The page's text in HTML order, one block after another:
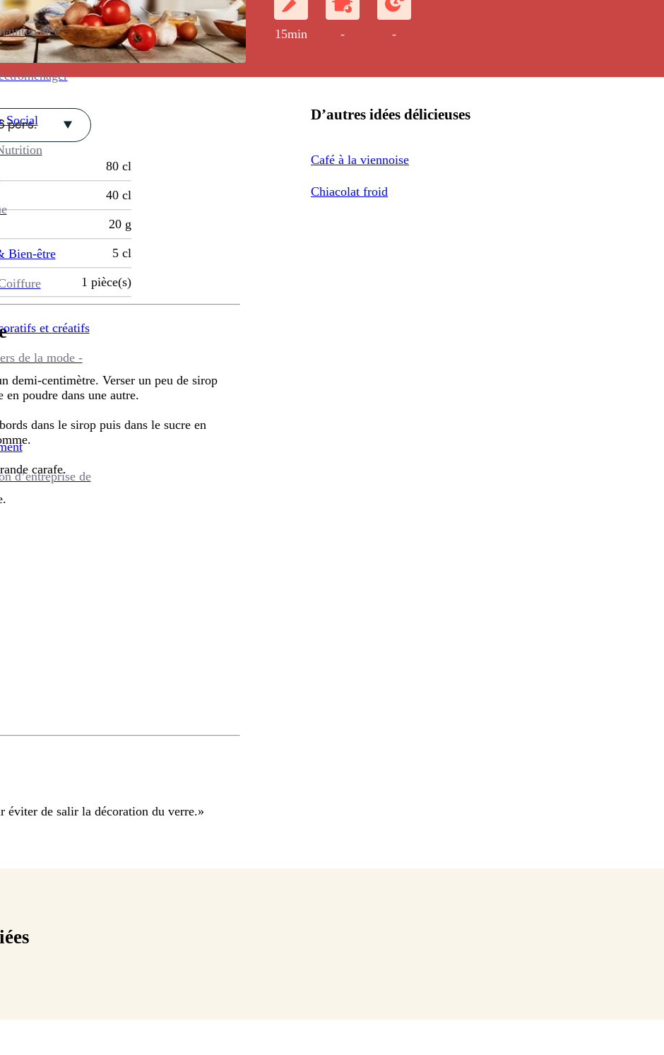
Social
Bien-être
et créatifs
de la mode -
d’entreprise de
15min - -
pers.
80 cl
40 cl
20 g
5 cl
1 pièce(s)
demi-centimètre. Verser un peu de sirop
en poudre dans une autre.
dans le sirop puis dans le sucre en
carafe.
éviter de salir la décoration du verre.»
D’autres idées délicieuses
Café à la viennoise
Chiacolat froid